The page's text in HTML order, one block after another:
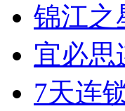
锦江之
宜必思
7天连